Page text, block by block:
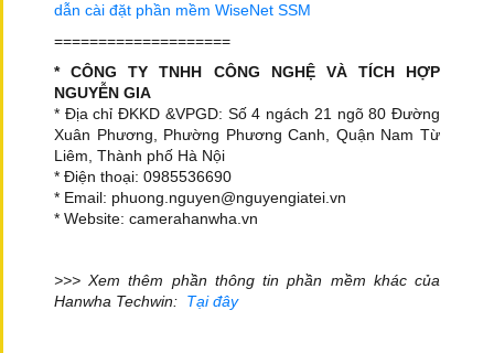
dẫn cài đặt phần mềm WiseNet SSM
====================
* CÔNG TY TNHH CÔNG NGHỆ VÀ TÍCH HỢP
NGUYỄN GIA
* Địa chỉ ĐKKD &VPGD: Số 4 ngách 21 ngõ 80 Đường
Xuân Phương, Phường Phương Canh, Quận Nam Từ
Liêm, Thành phố Hà Nội
* Điện thoại: 0985536690
* Email: phuong.nguyen@nguyengiatei.vn
* Website: camerahanwha.vn
>>> Xem thêm phần thông tin phần mềm khác của
Hanwha Techwin: Tại đây